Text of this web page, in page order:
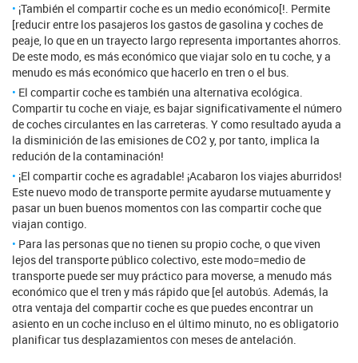
¡También el compartir coche es un medio económico[!. Permite
[reducir entre los pasajeros los gastos de gasolina y coches de
peaje, lo que en un trayecto largo representa importantes ahorros.
De este modo, es más económico que viajar solo en tu coche, y a
menudo es más económico que hacerlo en tren o el bus.
El compartir coche es también una alternativa ecológica.
Compartir tu coche en viaje, es bajar significativamente el número
de coches circulantes en las carreteras. Y como resultado ayuda a
la disminición de las emisiones de CO2 y, por tanto, implica la
redución de la contaminación!
¡El compartir coche es agradable! ¡Acabaron los viajes aburridos!
Este nuevo modo de transporte permite ayudarse mutuamente y
pasar un buen buenos momentos con las compartir coche que
viajan contigo.
Para las personas que no tienen su propio coche, o que viven
lejos del transporte público colectivo, este modo=medio de
transporte puede ser muy práctico para moverse, a menudo más
económico que el tren y más rápido que [el autobús. Además, la
otra ventaja del compartir coche es que puedes encontrar un
asiento en un coche incluso en el último minuto, no es obligatorio
planificar tus desplazamientos con meses de antelación.